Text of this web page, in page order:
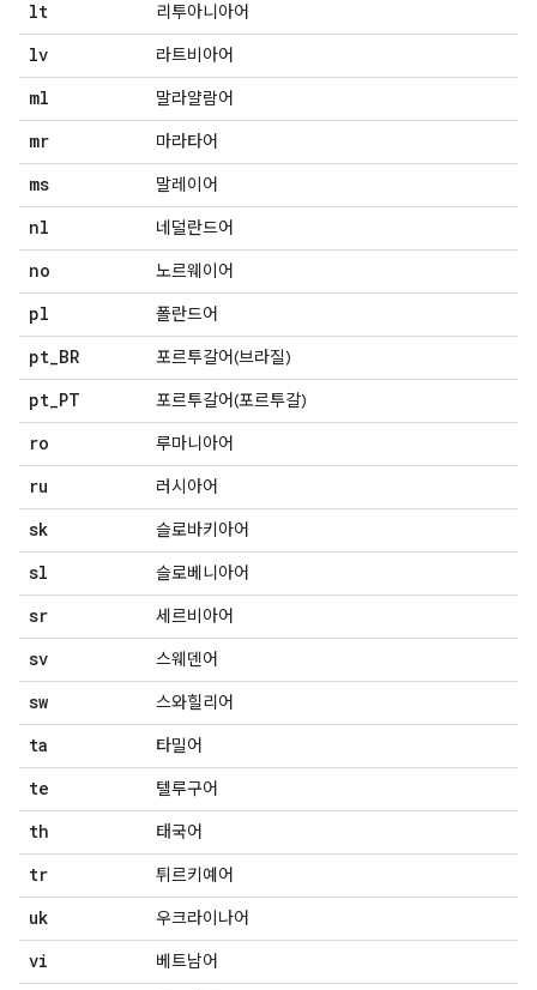
lt 리투아니아어
lv 라트비아어
ml 말라얄람어
mr 마라타어
ms 말레이어
nl 네덜란드어
no 노르웨이어
pl 폴란드어
pt BR 포르투갈어(브라질)
pt PT 포르투갈어(포르투갈)
ro 루마니아어
ru 러시아어
sk 슬로바키아어
sl 슬로베니아어
sr 세르비아어
sv 스웨덴어
sw 스와힐리어
ta 타밀어
te 텔루구어
th 태국어
tr 튀르키예어
uk 우크라이나어
vi 베트남어